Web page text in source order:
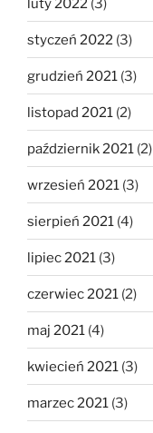
luty 2022 (3)
styczeń 2022 (3)
grudzień 2021 (3)
listopad 2021 (2)
październik 2021 (2)
wrzesień 2021 (3)
sierpień 2021 (4)
lipiec 2021 (3)
czerwiec 2021 (2)
maj 2021 (4)
kwiecień 2021 (3)
marzec 2021 (3)